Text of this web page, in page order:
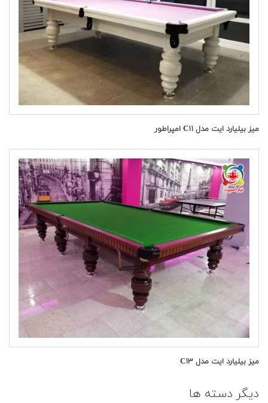
میز بیلیارد ایت مدل C۱۱ امپراطور
میز بیلیارد ایت مدل C۱۳
دیگر دسته ها